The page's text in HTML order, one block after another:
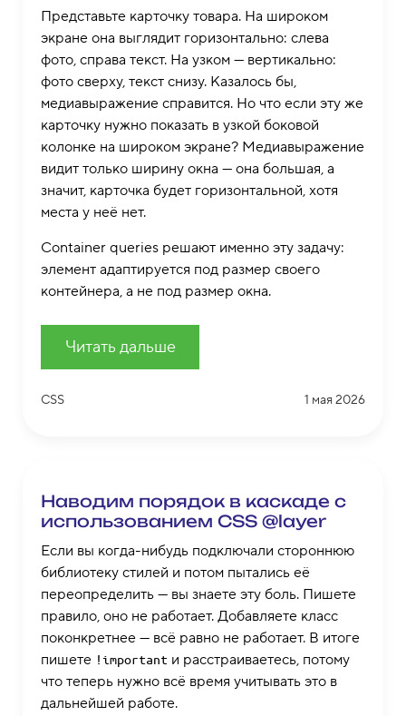
Представьте карточку товара. На широком
экране она выглядит горизонтально: слева
фото, справа текст. На узком — вертикально:
фото сверху, текст снизу. Казалось бы,
медиавыражение справится. Но что если эту же
карточку нужно показать в узкой боковой
колонке на широком экране? Медиавыражение
видит только ширину окна — она большая, а
значит, карточка будет горизонтальной, хотя
места у неё нет.
Container queries решают именно эту задачу:
элемент адаптируется под размер своего
контейнера, а не под размер окна.
Читать дальше
CSS 1 мая 2026
Наводим порядок в каскаде с
использованием CSS @layer
Если вы когда-нибудь подключали стороннюю
библиотеку стилей и потом пытались её
переопределить — вы знаете эту боль. Пишете
правило, оно не работает. Добавляете класс
поконкретнее — всё равно не работает. В итоге
пишете !important и расстраиваетесь, потому
что теперь нужно всё время учитывать это в
дальнейшей работе.